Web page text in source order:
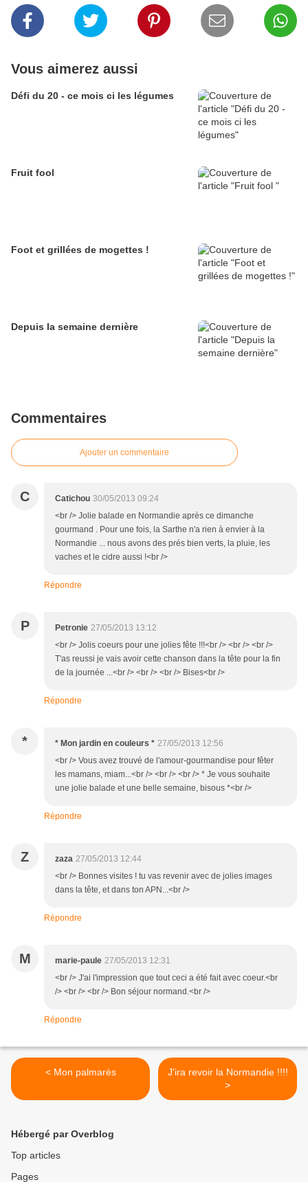
Vous aimerez aussi
Défi du 20 - ce mois ci les légumes
Fruit fool
Foot et grillées de mogettes !
Depuis la semaine dernière
Commentaires
Ajouter un commentaire
C Catichou 30/05/2013 09:24
<br /> Jolie balade en Normandie après ce dimanche
gourmand . Pour une fois, la Sarthe n'a rien à envier à la
Normandie ... nous avons des prés bien verts, la pluie, les
vaches et le cidre aussi !<br />
Répondre
P Petronie 27/05/2013 13:12
<br /> Jolis coeurs pour une jolies fête !!!<br /> <br /> <br />
T'as reussi je vais avoir cette chanson dans la tête pour la fin
de la journée ...<br /> <br /> <br /> Bises<br />
Répondre
* * Mon jardin en couleurs * 27/05/2013 12:56
<br /> Vous avez trouvé de l'amour-gourmandise pour fêter
les mamans, miam...<br /> <br /> <br /> * Je vous souhaite
une jolie balade et une belle semaine, bisous *<br />
Répondre
Z zaza 27/05/2013 12:44
<br /> Bonnes visites ! tu vas revenir avec de jolies images
dans la tête, et dans ton APN...<br />
Répondre
M marie-paule 27/05/2013 12:31
<br /> J'ai l'impression que tout ceci a été fait avec coeur.<br
/> <br /> <br /> Bon séjour normand.<br />
Répondre
< Mon palmarès
J'ira revoir la Normandie !!!!
>
Hébergé par Overblog
Top articles
Pages